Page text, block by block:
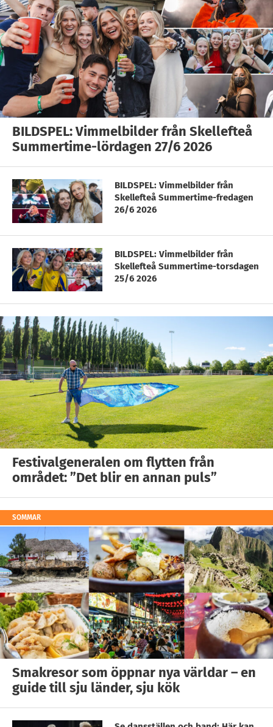
BILDSPEL: Vimmelbilder från Skellefteå
Summertime-lördagen 27/6 2026
BILDSPEL: Vimmelbilder från
Skellefteå Summertime-fredagen
26/6 2026
BILDSPEL: Vimmelbilder från
Skellefteå Summertime-torsdagen
25/6 2026
Festivalgeneralen om flytten från
området: ”Det blir en annan puls”
SOMMAR
Smakresor som öppnar nya världar – en
guide till sju länder, sju kök